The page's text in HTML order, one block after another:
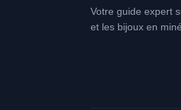
Votre guide expert
et les bijoux en